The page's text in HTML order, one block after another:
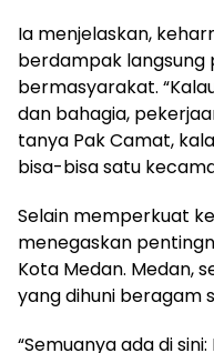
Ia menjelaskan,
berdampak langsung
bermasyarakat.
dan bahagia,
tanya Pak Camat,
bisa-bisa satu
Selain memperkuat
menegaskan
Kota Medan. Medan,
yang dihuni beragam
“Semuanya ada di